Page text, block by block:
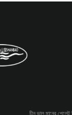
চীন ভাল মানের